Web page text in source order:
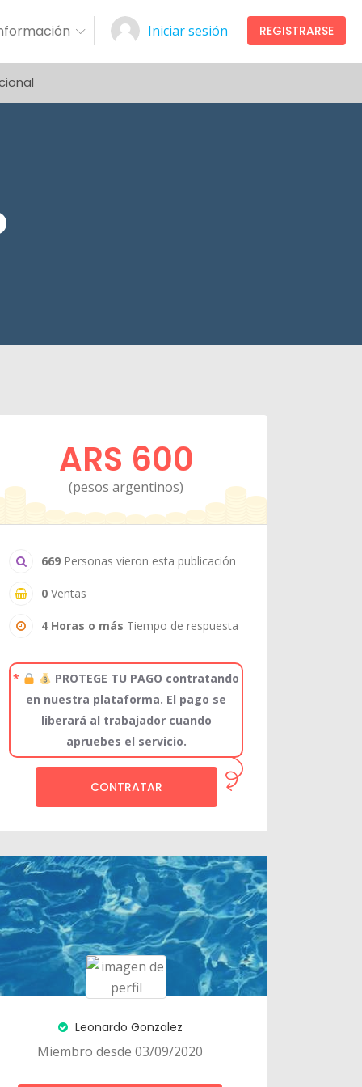
Iniciar sesión REGISTRARSE
ARS 600
(pesos argentinos)
669 Personas vieron esta publicación
0 Ventas
4 Horas o más Tiempo de respuesta
*
PROTEGE TU PAGO contratando
en nuestra plataforma. El pago se
liberará al trabajador cuando
apruebes el servicio.
CONTRATAR
Leonardo Gonzalez
Miembro desde 03/09/2020